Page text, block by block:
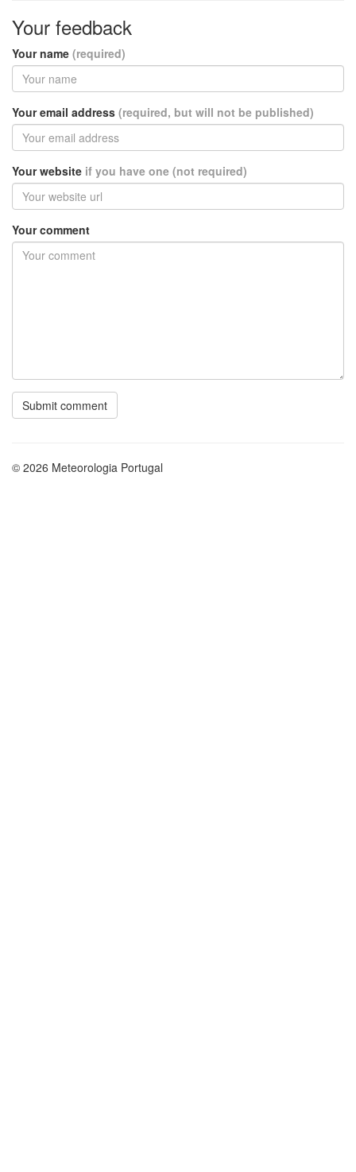
Your feedback
Your name (required)
Your email address (required, but will not be published)
Your website if you have one (not required)
Your comment
© 2026 Meteorologia Portugal